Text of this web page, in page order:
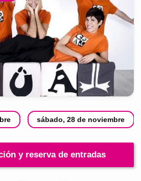
sábado, 28 de noviembre
y reserva de entradas